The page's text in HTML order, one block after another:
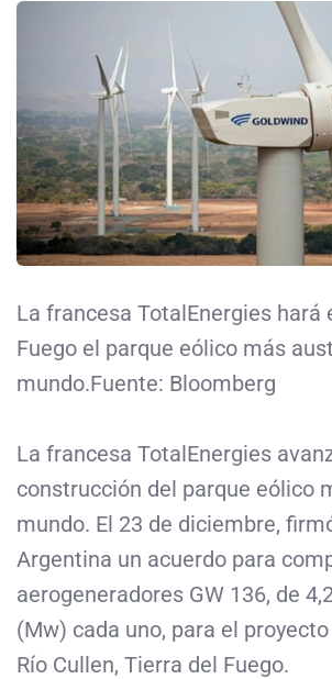
La francesa TotalEnergies hará
Fuego el parque eólico más
mundo.Fuente: Bloomberg
La francesa TotalEnergies
construcción del parque eólico
mundo. El 23 de diciembre,
Argentina un acuerdo para
aerogeneradores GW 136, de
(Mw) cada uno, para el
Río Cullen, Tierra del Fuego.